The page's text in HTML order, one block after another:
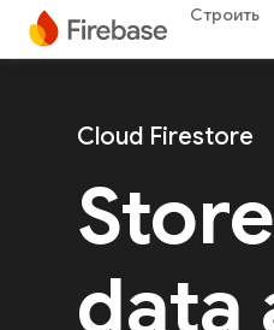
Строить
Cloud Firestore
data